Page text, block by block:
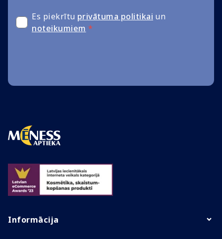
Es piekrītu privātuma politikai un
noteikumiem *
Informācija